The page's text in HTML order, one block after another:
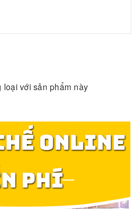
loại với sản phẩm này